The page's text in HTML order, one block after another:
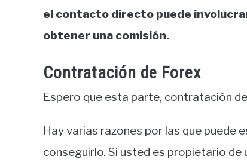
el contacto directo puede
obtener una comisión.
Contratación de Forex
Espero que esta parte, contratación
Hay varias razones por las que puede
conseguirlo. Si usted es propietario